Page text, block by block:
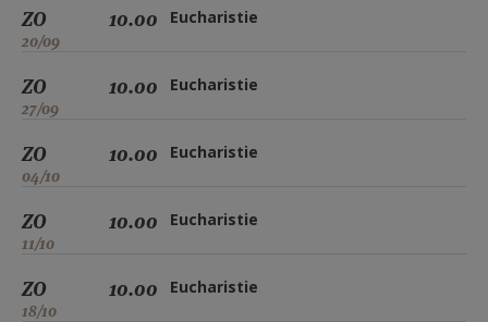
ZO
20/09
10.00 Eucharistie
ZO
27/09
10.00 Eucharistie
ZO
04/10
10.00 Eucharistie
ZO
11/10
10.00 Eucharistie
ZO
18/10
10.00 Eucharistie